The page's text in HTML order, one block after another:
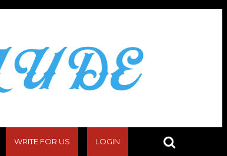
WRITE FOR US LOGIN